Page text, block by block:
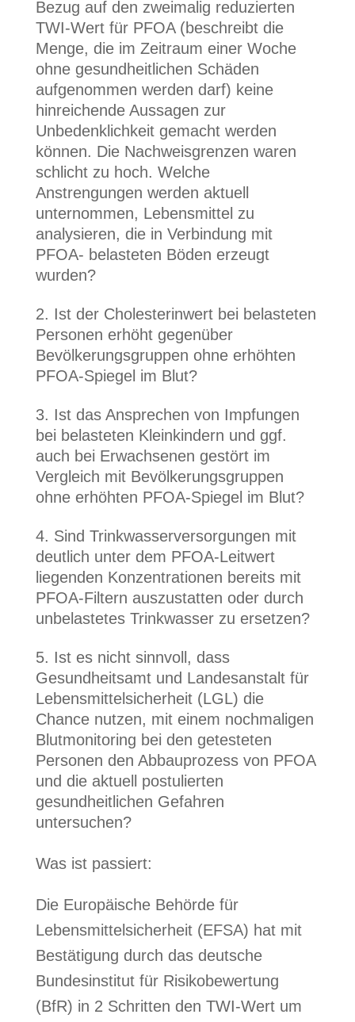
Bezug auf den zweimalig reduzierten
TWI-Wert für PFOA (beschreibt die
Menge, die im Zeitraum einer Woche
ohne gesundheitlichen Schäden
aufgenommen werden darf) keine
hinreichende Aussagen zur
Unbedenklichkeit gemacht werden
können. Die Nachweisgrenzen waren
schlicht zu hoch. Welche
Anstrengungen werden aktuell
unternommen, Lebensmittel zu
analysieren, die in Verbindung mit
PFOA- belasteten Böden erzeugt
wurden?
Ist der Cholesterinwert bei belasteten
Personen erhöht gegenüber
Bevölkerungsgruppen ohne erhöhten
PFOA-Spiegel im Blut?
Ist das Ansprechen von Impfungen
bei belasteten Kleinkindern und ggf.
auch bei Erwachsenen gestört im
Vergleich mit Bevölkerungsgruppen
ohne erhöhten PFOA-Spiegel im Blut?
Sind Trinkwasserversorgungen mit
deutlich unter dem PFOA-Leitwert
liegenden Konzentrationen bereits mit
PFOA-Filtern auszustatten oder durch
unbelastetes Trinkwasser zu ersetzen?
Ist es nicht sinnvoll, dass
Gesundheitsamt und Landesanstalt für
Lebensmittelsicherheit (LGL) die
Chance nutzen, mit einem nochmaligen
Blutmonitoring bei den getesteten
Personen den Abbauprozess von PFOA
und die aktuell postulierten
gesundheitlichen Gefahren
untersuchen?
Was ist passiert:
Die Europäische Behörde für
Lebensmittelsicherheit (EFSA) hat mit
Bestätigung durch das deutsche
Bundesinstitut für Risikobewertung
(BfR) in 2 Schritten den TWI-Wert um